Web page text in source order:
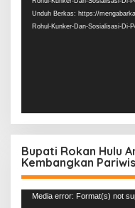
Unduh Berkas: https://
Rohul-Kunker-Dan-Sosialisasi-Di-
Bupati Rokan Hulu
Kembangkan
Pemutar
Media error: Format(s) not